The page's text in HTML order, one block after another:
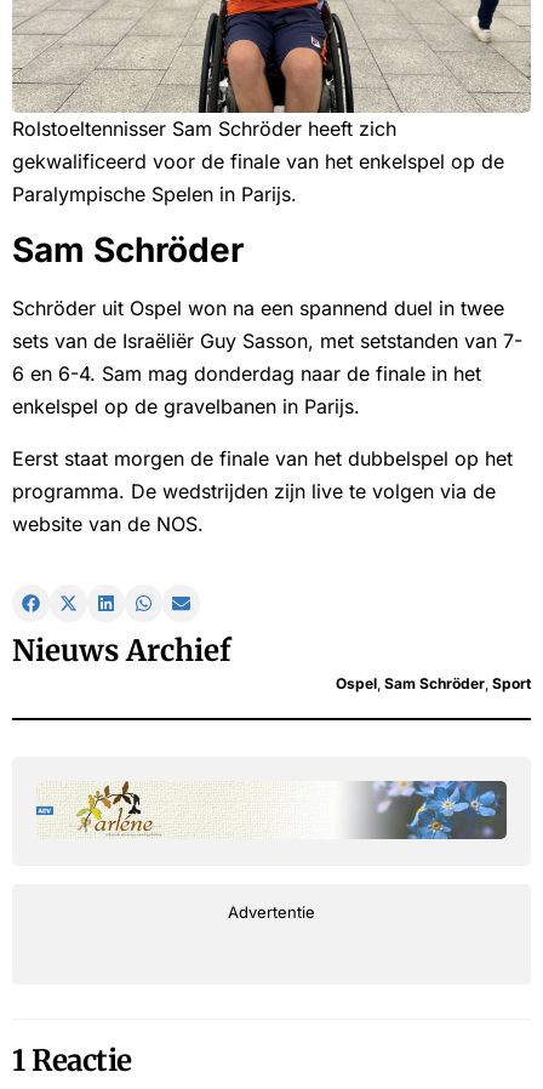
Rolstoeltennisser Sam Schröder heeft zich
gekwalificeerd voor de finale van het enkelspel op de
Paralympische Spelen in Parijs.
Sam Schröder
Schröder uit Ospel won na een spannend duel in twee
sets van de Israëliër Guy Sasson, met setstanden van 7-
6 en 6-4. Sam mag donderdag naar de finale in het
enkelspel op de gravelbanen in Parijs.
Eerst staat morgen de finale van het dubbelspel op het
programma. De wedstrijden zijn live te volgen via de
website van de NOS.
Nieuws Archief
Ospel Sam Schröder Sport
Advertentie
1 Reactie